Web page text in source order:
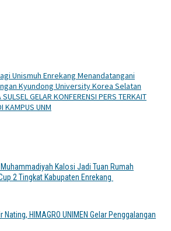
Unismuh Enrekang Menandatangani
Kyundong University Korea Selatan
GELAR KONFERENSI PERS TERKAIT
KAMPUS UNM
Kalosi Jadi Tuan Rumah
2 Tingkat Kabupaten Enrekang
Nating, HIMAGRO UNIMEN Gelar Penggalangan